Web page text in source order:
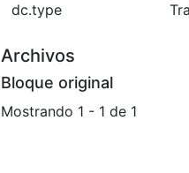
dc.type
Archivos
Bloque original
Mostrando 1 - 1 de 1